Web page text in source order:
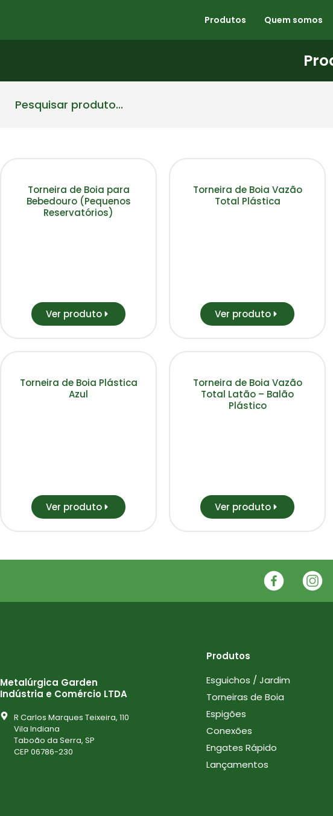
Produtos Quem somos
Torneira de Boia para
Bebedouro (Pequenos
Reservatórios)
Ver produto
Torneira de Boia Vazão
Total Plástica
Ver produto
Torneira de Boia Plástica
Azul
Ver produto
Torneira de Boia Vazão
Total Latão – Balão
Plástico
Ver produto
Metalúrgica Garden
Indústria e Comércio LTDA
R Carlos Marques Teixeira, 110
Vila Indiana
Taboão da Serra, SP
CEP 06786-230
Produtos
Esguichos / Jardim
Torneiras de Boia
Espigões
Conexões
Engates Rápido
Lançamentos